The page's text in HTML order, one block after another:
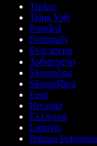
Türkçe
Tiếng Việt
Română
Português
Български
ქართული
Slovenčina
Slovenščina
Eesti
Hrvatski
Ελληνικά
Lietuvių
Bahasa Indonesia